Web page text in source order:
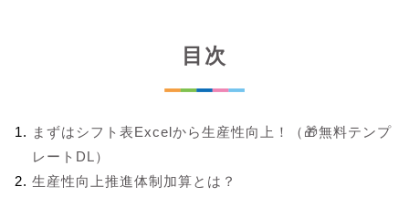
目次
まずはシフト表Excelから生産性向上！（🎁無料テンプ
レートDL）
生産性向上推進体制加算とは？